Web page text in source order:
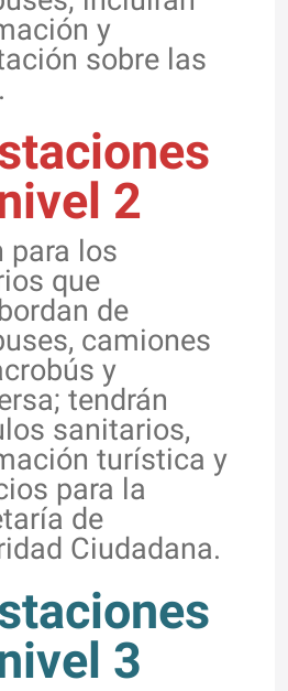
y
sobre las
2
para los
que
de
camiones
y
tendrán
sanitarios,
turística y
para la
de
Ciudadana.
3